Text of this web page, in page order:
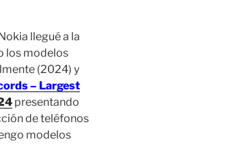
llegué a la
los modelos
(2024) y
– Largest
presentando
de teléfonos
modelos